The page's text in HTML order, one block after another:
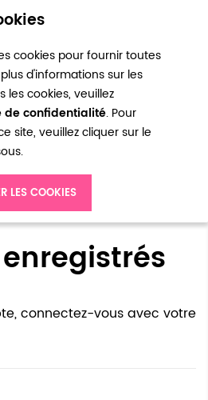
cookies pour fournir toutes
d'informations sur les
cookies, veuillez
de confidentialité. Pour
site, veuillez cliquer sur le
LES COOKIES
client
connectez-vous avec votre